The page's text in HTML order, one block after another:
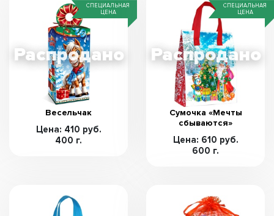
СПЕЦИАЛЬНАЯ
ЦЕНА
Весельчак
Цена: 410 руб.
400 г.
СПЕЦИАЛЬНАЯ
ЦЕНА
Сумочка «Мечты
сбываются»
Цена: 610 руб.
600 г.